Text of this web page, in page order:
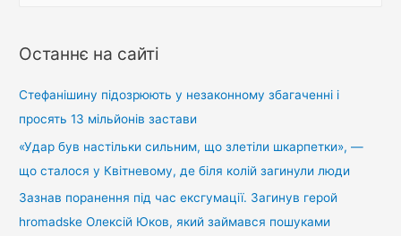
у
:
Останнє на сайті
Стефанішину підозрюють у незаконному збагаченні і
просять 13 мільйонів застави
«Удар був настільки сильним, що злетіли шкарпетки», —
що сталося у Квітневому, де біля колій загинули люди
Зазнав поранення під час ексгумації. Загинув герой
hromadske Олексій Юков, який займався пошуками